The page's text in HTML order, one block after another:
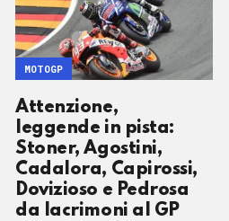
Attenzione,
leggende in pista:
Stoner, Agostini,
Cadalora, Capirossi,
Dovizioso e Pedrosa
da lacrimoni al GP
MOTOGP